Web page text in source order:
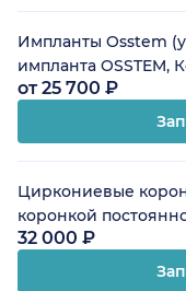
Импланты Osstem
импланта OSSTEM,
от 25 700 ₽
Циркониевые
коронкой
32 000 ₽